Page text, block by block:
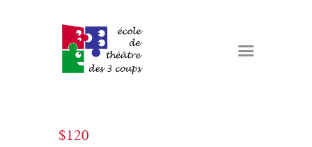
L’école de théâtre
$120